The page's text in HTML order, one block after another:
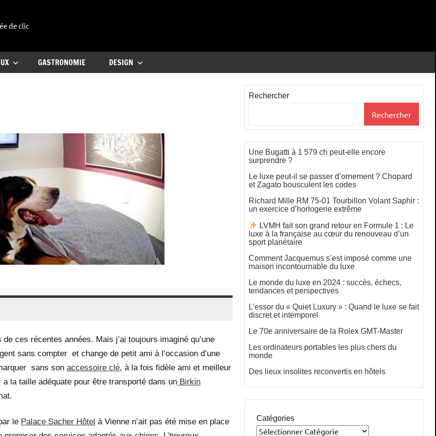
de clic
GASTRONOMIE DESIGN
ces récentes années. Mais j’ai toujours imaginé qu’une
sans compter et change de petit ami à l’occasion d’une
sans son accessoire clé, à la fois fidèle ami et meilleur
la taille adéquate pour être transporté dans un Birkin
le Palace Sacher Hôtel à Vienne n’ait pas été mise en place
Rechercher
Rechercher
Une Bugatti à 1 579 ch peut-elle encore
surprendre ?
Le luxe peut-il se passer d’ornement ? Chopard
et Zagato bousculent les codes
Richard Mille RM 75-01 Tourbillon Volant Saphir :
un exercice d’horlogerie extrême
LVMH fait son grand retour en Formule 1 : Le
luxe à la française au cœur du renouveau d’un
sport planétaire
Comment Jacquemus s’est imposé comme une
maison incontournable du luxe
Le monde du luxe en 2024 : succès, échecs,
tendances et perspectives
L’essor du « Quiet Luxury » : Quand le luxe se fait
discret et intemporel
Le 70e anniversaire de la Rolex GMT-Master
Les ordinateurs portables les plus chers du
monde
Des lieux insolites reconvertis en hôtels
Catégories